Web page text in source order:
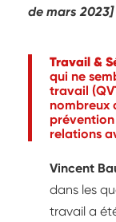
de mars 2023]
Travail &
qui ne
travail
nombreux
prévention
relations
Vincent
dans les
travail a